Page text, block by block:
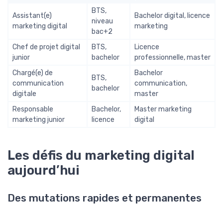
Assistant(e)
marketing digital
BTS,
niveau
bac+2
Bachelor digital, licence
marketing
Chef de projet digital
junior
BTS,
bachelor
Licence
professionnelle, master
Chargé(e) de
communication
digitale
BTS,
bachelor
Bachelor
communication,
master
Responsable
marketing junior
Bachelor,
licence
Master marketing
digital
Les défis du marketing digital
aujourd’hui
Des mutations rapides et permanentes